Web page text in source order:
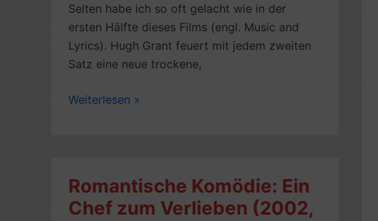
Selten habe ich so oft gelacht wie in der
ersten Hälfte dieses Films (engl. Music and
Lyrics). Hugh Grant feuert mit jedem zweiten
Satz eine neue trockene,
Rezension
Herz
–
Weiterlesen »
Romantische Komödie: Ein
Chef zum Verlieben (2002,